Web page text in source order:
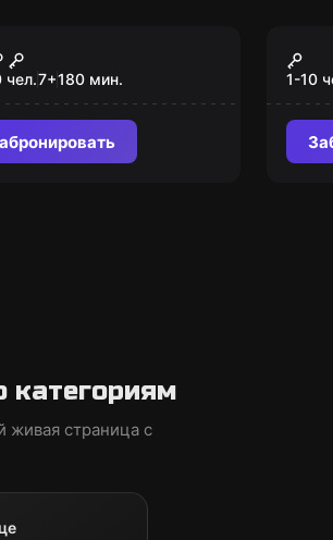
Квин
чел.7+180 мин. 1-10
категориям
живая страница с